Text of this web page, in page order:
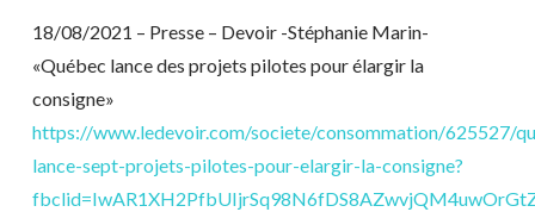
18/08/2021 – Presse – Devoir -Stéphanie Marin-
«Québec lance des projets pilotes pour élargir la
consigne»
https://www.ledevoir.com/societe/consommation/625527/
lance-sept-projets-pilotes-pour-elargir-la-consigne?